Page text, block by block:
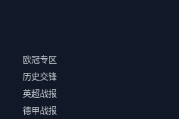
欧冠专区
历史交锋
英超战报
德甲战报